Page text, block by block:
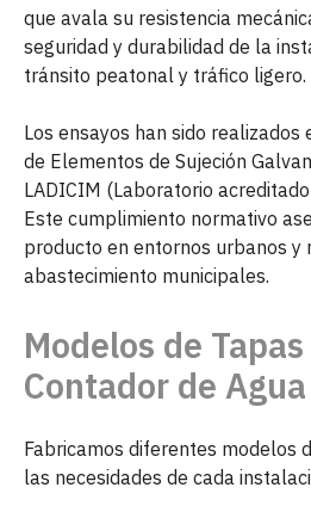
que avala su resistencia
seguridad y durabilidad de la
tránsito peatonal y tráfico ligero.
Los ensayos han sido
de Elementos de Sujeción
LADICIM (Laboratorio
Este cumplimiento normativo
producto en entornos urbanos y
abastecimiento municipales.
Modelos de
Contador de Agua
Fabricamos diferentes modelos
las necesidades de cada